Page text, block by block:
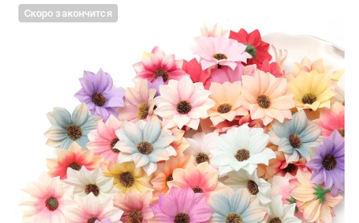
Скоро закончится